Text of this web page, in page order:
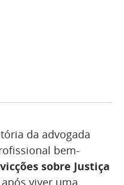
da advogada
bem-
sobre Justiça
após viver uma